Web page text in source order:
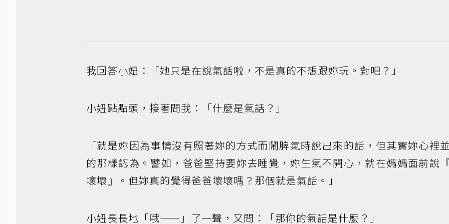
我回答小妞：「她只是在說氣話啦，不是真的不想跟妳玩。對吧？」
小妞點點頭，接著問我：「什麼是氣話？」
「就是妳因為事情沒有照著妳的方式而鬧脾氣時說出來的話，但其實妳心裡
的那樣認為。譬如，爸爸堅持要妳去睡覺，妳生氣不開心，就在媽媽面前說
壞壞』。但妳真的覺得爸爸壞壞嗎？那個就是氣話。」
小妞長長地「哦——」了一聲，又問：「那你的氣話是什麼？」